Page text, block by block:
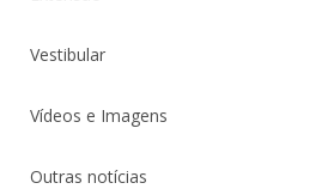
Vestibular
Vídeos e Imagens
Outras notícias